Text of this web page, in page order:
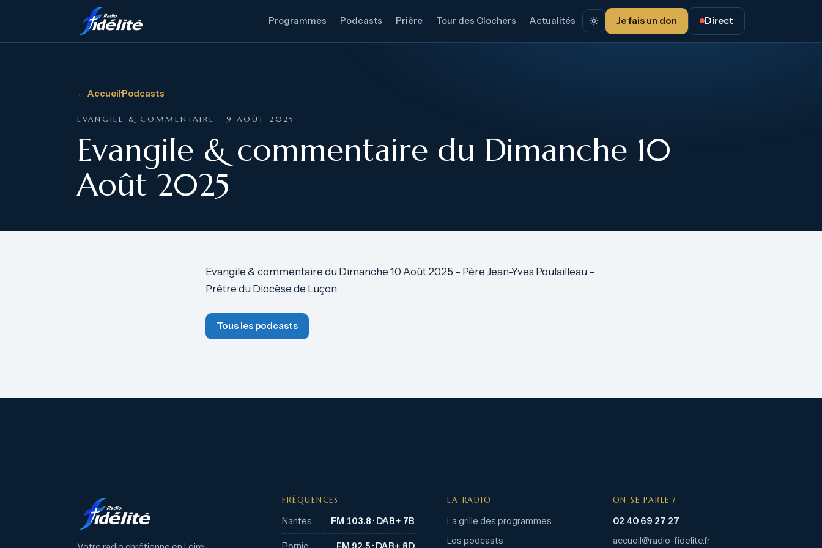
Programmes Podcasts Prière Tour des Clochers Actualités Je fais un don Direct
← Accueil·Podcasts
EVANGILE & COMMENTAIRE · 9 AOÛT 2025
Evangile & commentaire du Dimanche 10
Août 2025
Evangile & commentaire du Dimanche 10 Août 2025 – Père Jean-Yves Poulailleau –
Prêtre du Diocèse de Luçon
Tous les podcasts
FRÉQUENCES
Nantes FM 103.8 · DAB+ 7B
LA RADIO
La grille des programmes
Les podcasts
ON SE PARLE ?
02 40 69 27 27
accueil@radio-fidelite.fr